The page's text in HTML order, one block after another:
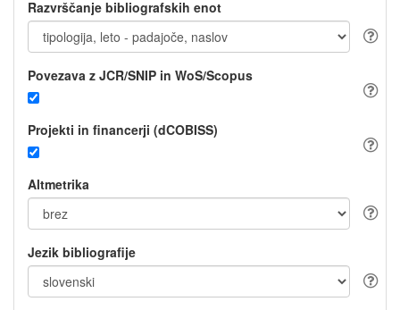
Razvrščanje bibliografskih enot
Povezava z JCR/SNIP in WoS/Scopus
Projekti in financerji (dCOBISS)
Altmetrika
Jezik bibliografije